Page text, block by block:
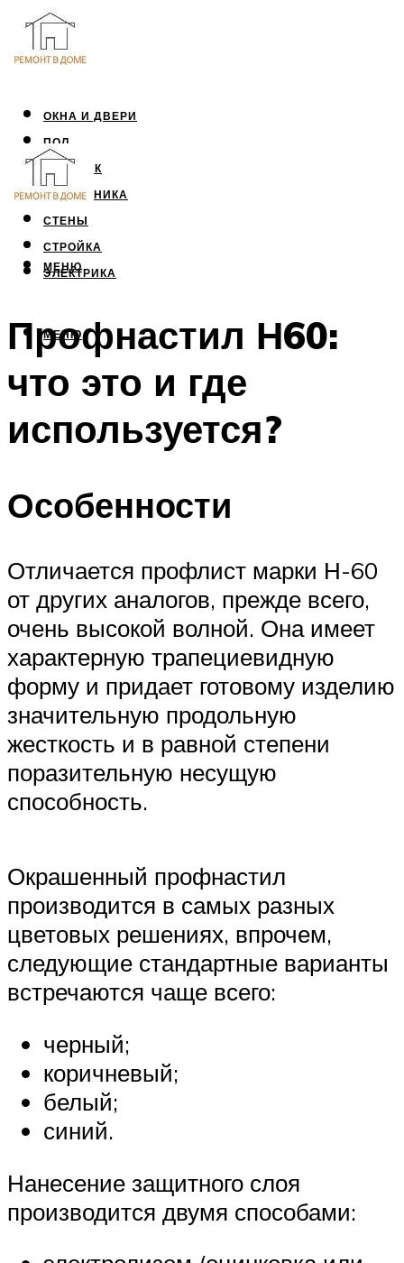
ОКНА И ДВЕРИ
ПОЛ
ПОТОЛОК
САНТЕХНИКА
СТЕНЫ
СТРОЙКА
ЭЛЕКТРИКА
МЕНЮ
МЕНЮ
Профнастил Н60:
что это и где
используется?
Особенности
Отличается профлист марки Н-60
от других аналогов, прежде всего,
очень высокой волной. Она имеет
характерную трапециевидную
форму и придает готовому изделию
значительную продольную
жесткость и в равной степени
поразительную несущую
способность.
Окрашенный профнастил
производится в самых разных
цветовых решениях, впрочем,
следующие стандартные варианты
встречаются чаще всего:
черный;
коричневый;
белый;
синий.
Нанесение защитного слоя
производится двумя способами: